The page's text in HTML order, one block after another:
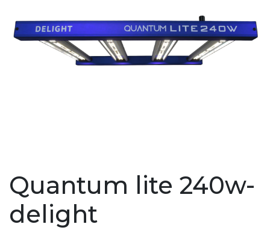
Quantum lite 240w-
delight